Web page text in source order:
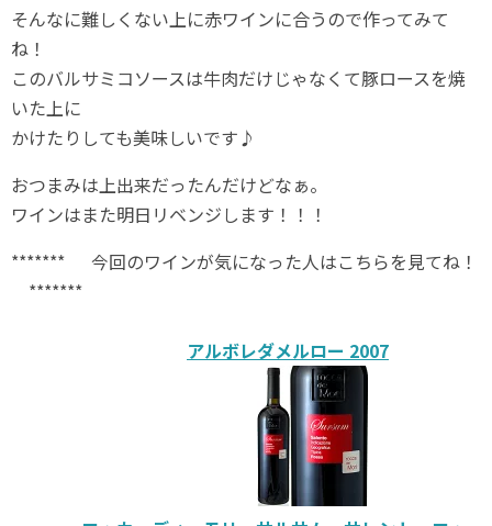
そんなに難しくない上に赤ワインに合うので作ってみて
ね！
このバルサミコソースは牛肉だけじゃなくて豚ロースを焼
いた上に
かけたりしても美味しいです♪
おつまみは上出来だったんだけどなぁ。
ワインはまた明日リベンジします！！！
******* 今回のワインが気になった人はこちらを見てね！
*******
アルボレダメルロー 2007